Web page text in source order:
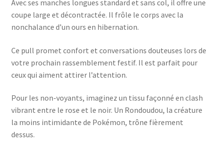
Avec ses manches longues standard et sans col, il offre une
coupe large et décontractée. Il frôle le corps avec la
nonchalance d’un ours en hibernation.
Ce pull promet confort et conversations douteuses lors de
votre prochain rassemblement festif. Il est parfait pour
ceux qui aiment attirer l’attention.
Pour les non-voyants, imaginez un tissu façonné en clash
vibrant entre le rose et le noir. Un Rondoudou, la créature
la moins intimidante de Pokémon, trône fièrement
dessus.